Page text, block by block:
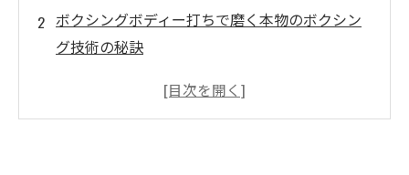
ボクシングボディー打ちで磨く本物のボクシン
グ技術の秘訣
ボクシング技術の本質は基礎技術にあり